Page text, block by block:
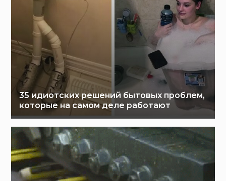
35 идиотских решений бытовых проблем,
которые на самом деле работают